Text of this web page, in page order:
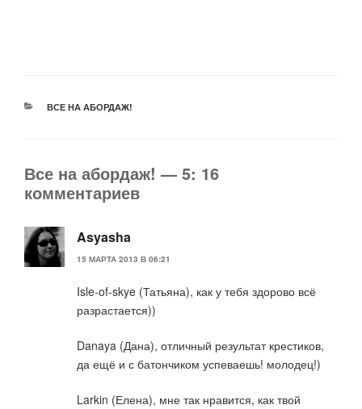
РУБРИКИ
ВСЕ НА АБОРДАЖ!
Все на абордаж! — 5: 16
комментариев
Asyasha
15 МАРТА 2013 В 06:21
Isle-of-skye (Татьяна), как у тебя здорово всё
разрастается))
Danaya (Дана), отличный результат крестиков,
да ещё и с батончиком успеваешь! молодец!)
Larkin (Елена), мне так нравится, как твой